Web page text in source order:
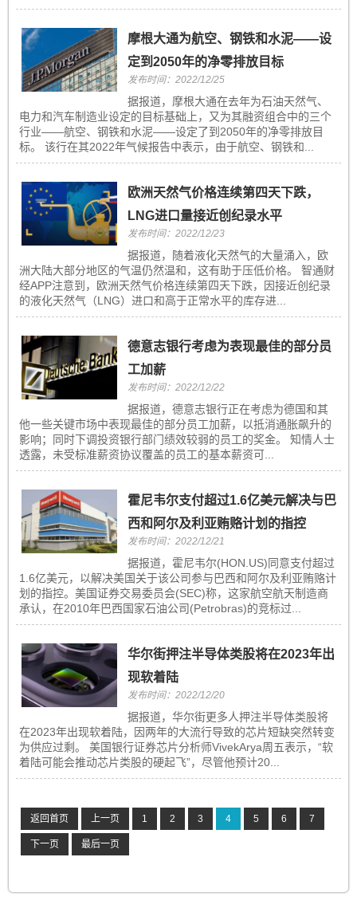
摩根大通为航空、钢铁和水泥——设
定到2050年的净零排放目标
发布时间：2022/12/25
据报道，摩根大通在去年为石油天然气、
电力和汽车制造业设定的目标基础上，又为其融资组合中的三个
行业——航空、钢铁和水泥——设定了到2050年的净零排放目
标。 该行在其2022年气候报告中表示，由于航空、钢铁和...
欧洲天然气价格连续第四天下跌，
LNG进口量接近创纪录水平
发布时间：2022/12/23
据报道，随着液化天然气的大量涌入，欧
洲大陆大部分地区的气温仍然温和，这有助于压低价格。 智通财
经APP注意到，欧洲天然气价格连续第四天下跌，因接近创纪录
的液化天然气（LNG）进口和高于正常水平的库存进...
德意志银行考虑为表现最佳的部分员
工加薪
发布时间：2022/12/22
据报道，德意志银行正在考虑为德国和其
他一些关键市场中表现最佳的部分员工加薪，以抵消通胀飙升的
影响；同时下调投资银行部门绩效较弱的员工的奖金。 知情人士
透露，未受标准薪资协议覆盖的员工的基本薪资可...
霍尼韦尔支付超过1.6亿美元解决与巴
西和阿尔及利亚贿赂计划的指控
发布时间：2022/12/21
据报道，霍尼韦尔(HON.US)同意支付超过
1.6亿美元，以解决美国关于该公司参与巴西和阿尔及利亚贿赂计
划的指控。美国证券交易委员会(SEC)称，这家航空航天制造商
承认，在2010年巴西国家石油公司(Petrobras)的竞标过...
华尔街押注半导体类股将在2023年出
现软着陆
发布时间：2022/12/20
据报道，华尔街更多人押注半导体类股将
在2023年出现软着陆，因两年的大流行导致的芯片短缺突然转变
为供应过剩。 美国银行证券芯片分析师VivekArya周五表示，“软
着陆可能会推动芯片类股的硬起飞”，尽管他预计20...
返回首页 上一页 1 2 3 4 5 6 7
下一页 最后一页